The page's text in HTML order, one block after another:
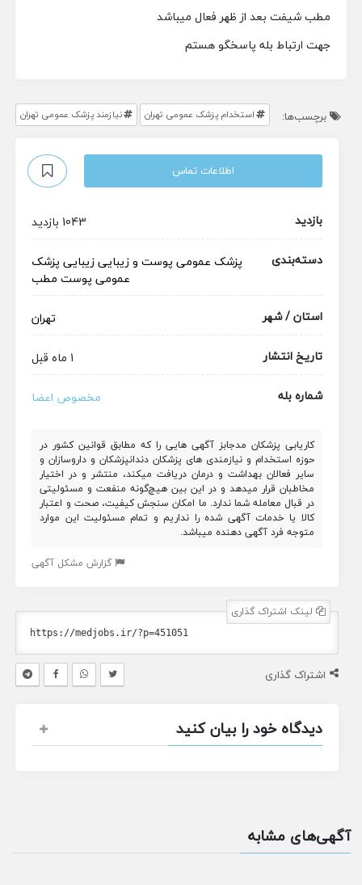
مطب شیفت بعد از ظهر فعال میباشد
جهت ارتباط بله پاسخگو هستم
برچسب‌ها: استخدام پزشک عمومی تهران نیازمند پزشک عمومی تهران
اطلاعات تماس
بازدید
1043 بازدید
دسته‌بندی
پزشک عمومی پوست و زیباییزیبایی پزشک
عمومی پوست مطب
استان / شهر
تهران
تاریخ انتشار
1 ماه قبل
شماره بله
مخصوص اعضا
کاریابی پزشکان مدجابز آگهی هایی را که مطابق قوانین کشور در
حوزه استخدام و نیازمندی های پزشکان دندانپزشکان و داروسازان و
سایر فعالان بهداشت و درمان دریافت میکند، منتشر و در اختیار
مخاطبان قرار میدهد و در این بین هیچ‌گونه منفعت و مسئولیتی
در قبال معامله شما ندارد. ما امکان سنجش کیفیت، صحت و اعتبار
کالا یا خدمات آگهی شده را نداریم و تمام مسئولیت این موارد
متوجه فرد آگهی دهنده میباشد.
گزارش مشکل آگهی
لینک اشتراک گذاری
اشتراک گذاری
دیدگاه خود را بیان کنید
آگهی‌های مشابه